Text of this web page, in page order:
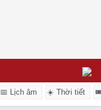
📅 Lịch âm ☀️ Thời tiết